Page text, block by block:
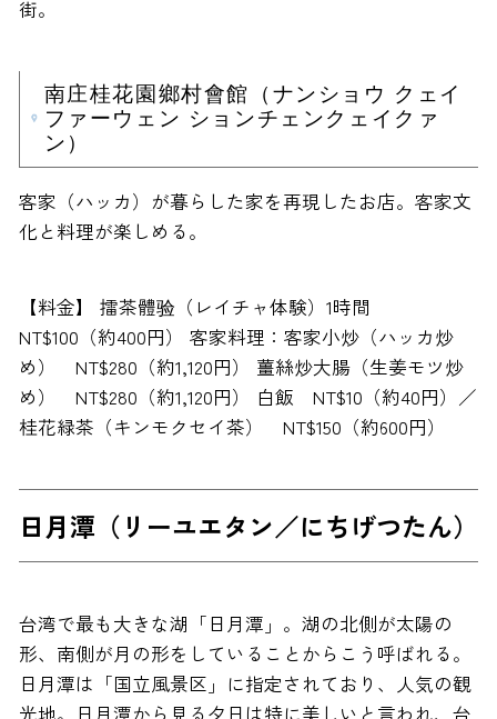
街。
南庄桂花園鄉村會館（ナンショウ クェイ
ファーウェン ションチェンクェイクァ
ン）
客家（ハッカ）が暮らした家を再現したお店。客家文
化と料理が楽しめる。
【料金】 擂茶體验（レイチャ体験）1時間
NT$100（約400円） 客家料理：客家小炒（ハッカ炒
め） NT$280（約1,120円） 薑絲炒大腸（生姜モツ炒
め） NT$280（約1,120円） 白飯 NT$10（約40円）／
桂花緑茶（キンモクセイ茶） NT$150（約600円）
日月潭（リーユエタン／にちげつたん）
台湾で最も大きな湖「日月潭」。湖の北側が太陽の
形、南側が月の形をしていることからこう呼ばれる。
日月潭は「国立風景区」に指定されており、人気の観
光地。日月潭から見る夕日は特に美しいと言われ、台